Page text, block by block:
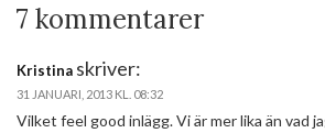
7 kommentarer
Kristina skriver:
31 JANUARI, 2013 KL. 08:32
Vilket feel good inlägg. Vi är mer lika än vad